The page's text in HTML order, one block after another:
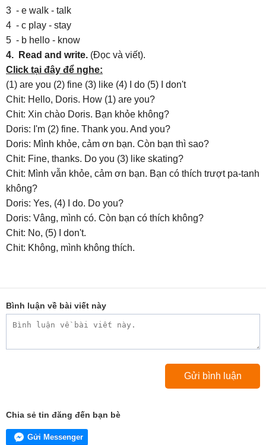
3 - e walk - talk
4 - c play - stay
5 - b hello - know
4.
Read and write. (Đọc và viết).
Click tại đây để nghe:
(1) are you (2) fine (3) like (4) I do (5) I don't
Chit: Hello, Doris. How (1) are you?
Chit: Xin chào Doris. Bạn khỏe không?
Doris: I'm (2) fine. Thank you. And you?
Doris: Mình khỏe, cảm ơn bạn. Còn bạn thì sao?
Chit: Fine, thanks. Do you (3) like skating?
Chit: Mình vẫn khỏe, cảm ơn bạn. Bạn có thích trượt pa-tanh
không?
Doris: Yes, (4) I do. Do you?
Doris: Vâng, mình có. Còn bạn có thích không?
Chit: No, (5) I don't.
Chit: Không, mình không thích.
Bình luận về bài viết này
Chia sẻ tin đăng đến bạn bè
Gửi Messenger